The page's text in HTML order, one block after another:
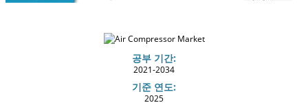
공부 기간:
2021-2034
기준 연도:
2025